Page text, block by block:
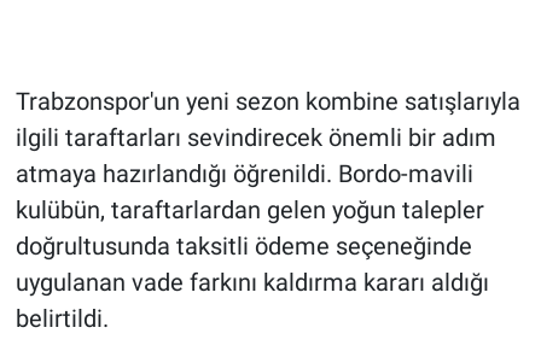
Trabzonspor'un yeni sezon kombine satışlarıyla
ilgili taraftarları sevindirecek önemli bir adım
atmaya hazırlandığı öğrenildi. Bordo-mavili
kulübün, taraftarlardan gelen yoğun talepler
doğrultusunda taksitli ödeme seçeneğinde
uygulanan vade farkını kaldırma kararı aldığı
belirtildi.
ÇEVRE
HABERDE İNSAN
POLİTİKA
SPOR